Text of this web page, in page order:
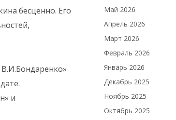
бесценно. Его
и
Май 2026
Апрель 2026
Март 2026
Февраль 2026
Январь 2026
Декабрь 2025
Ноябрь 2025
Октябрь 2025